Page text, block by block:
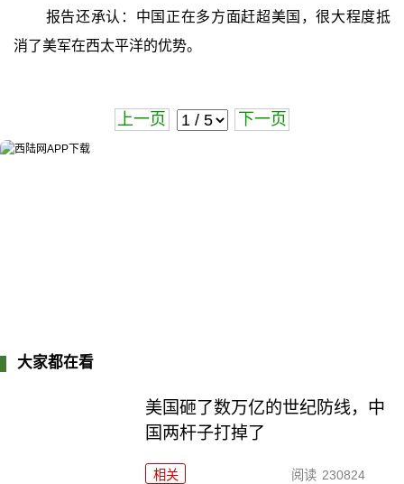
报告还承认：中国正在多方面赶超美国，很大程度抵
消了美军在西太平洋的优势。
上一页 下一页
大家都在看
美国砸了数万亿的世纪防线，中
国两杆子打掉了
相关 阅读 230824